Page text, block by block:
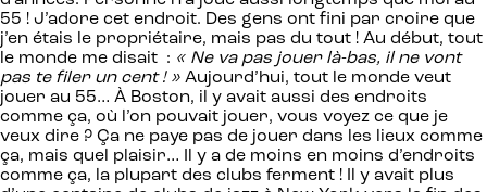
55 ! J’adore cet endroit. Des gens ont fini par croire que
j’en étais le propriétaire, mais pas du tout ! Au début, tout
le monde me disait : « Ne va pas jouer là-bas, il ne vont
pas te filer un cent ! » Aujourd’hui, tout le monde veut
jouer au 55… À Boston, il y avait aussi des endroits
comme ça, où l’on pouvait jouer, vous voyez ce que je
veux dire ? Ça ne paye pas de jouer dans les lieux comme
ça, mais quel plaisir… Il y a de moins en moins d’endroits
comme ça, la plupart des clubs ferment ! Il y avait plus